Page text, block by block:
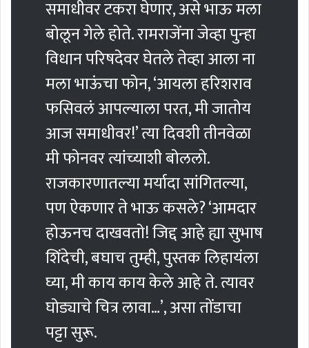
समाधीवर टकरा घेणार, असे भाऊ मला
बोलून गेले होते. रामराजेंना जेव्हा पुन्हा
विधान परिषदेवर घेतले तेव्हा आला ना
मला भाऊंचा फोन, ‘आयला हरिशराव
फसिवलं आपल्याला परत, मी जातोय
आज समाधीवर!’ त्या दिवशी तीनवेळा
मी फोनवर त्यांच्याशी बोललो.
राजकारणातल्या मर्यादा सांगितल्या,
पण ऐकणार ते भाऊ कसले? ‘आमदार
होऊनच दाखवतो! जिद्द आहे ह्या सुभाष
शिंदेची, बघाच तुम्ही, पुस्तक लिहायंला
घ्या, मी काय काय केले आहे ते. त्यावर
घोड्याचे चित्र लावा…’, असा तोंडाचा
पट्टा सुरू.